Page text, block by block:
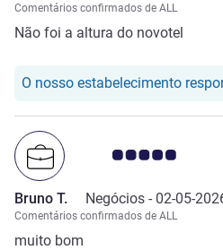
Comentários confirmados de ALL
Não foi a altura do novotel
O nosso estabelecimento
Nota clientes Avis
Bruno T. Negócios - 02-05-
Comentários confirmados de ALL
muito bom